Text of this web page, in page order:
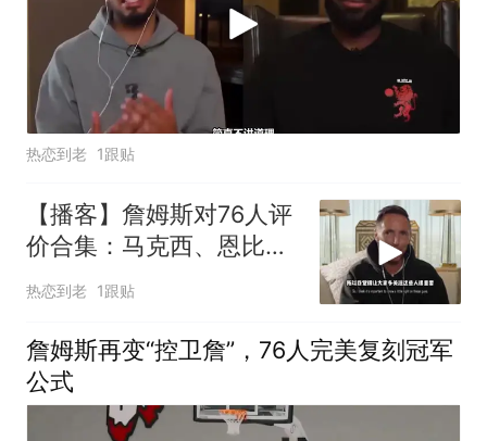
热恋到老 1跟贴
【播客】詹姆斯对76人评
价合集：马克西、恩比
德、布朗
热恋到老 1跟贴
詹姆斯再变“控卫詹”，76人完美复刻冠军
公式